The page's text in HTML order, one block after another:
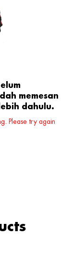
memesan
dahulu.
Please try again